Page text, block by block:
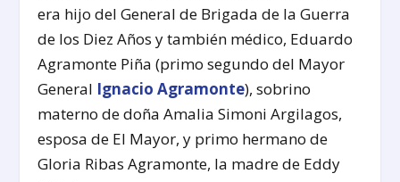
era hijo del General de Brigada de la Guerra
de los Diez Años y también médico, Eduardo
Agramonte Piña (primo segundo del Mayor
General Ignacio Agramonte), sobrino
materno de doña Amalia Simoni Argilagos,
esposa de El Mayor, y primo hermano de
Gloria Ribas Agramonte, la madre de Eddy